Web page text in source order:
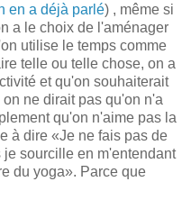
en a déjà parlé) , même si
a le choix de l'aménager
utilise le temps comme
telle ou telle chose, on a
et qu'on souhaiterait
ne dirait pas qu'on n'a
qu'on n'aime pas la
à dire «Je ne fais pas de
sourcille en m'entendant
du yoga». Parce que